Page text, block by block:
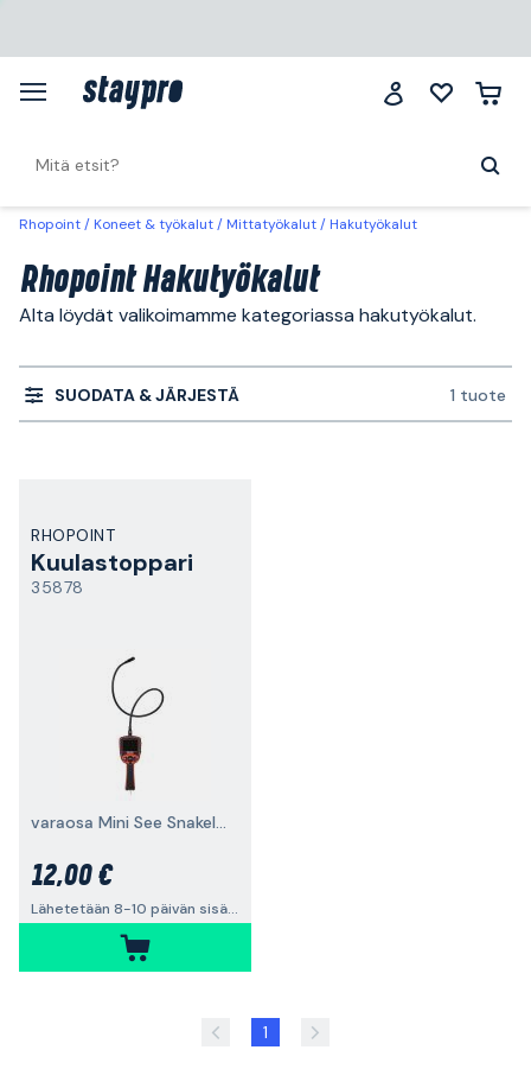
Rhopoint Koneet & työkalut Mittatyökalut Hakutyökalut
Rhopoint Hakutyökalut
Alta löydät valikoimamme kategoriassa hakutyökalut.
SUODATA & JÄRJESTÄ 1 tuote
RHOPOINT
Kuulastoppari
35878
varaosa Mini See Snakelle
12,00 €
Lähetetään 8-10 päivän sisällä
1